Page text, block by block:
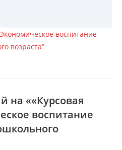
воспитание
возраста”
на ««Курсовая
воспитание